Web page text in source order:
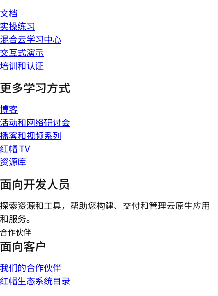
文档
实操练习
混合云学习中心
交互式演示
培训和认证
更多学习方式
博客
活动和网络研讨会
播客和视频系列
红帽 TV
资源库
面向开发人员
探索资源和工具，帮助您构建、交付和管理云原生应用
和服务。
合作伙伴
面向客户
我们的合作伙伴
红帽生态系统目录